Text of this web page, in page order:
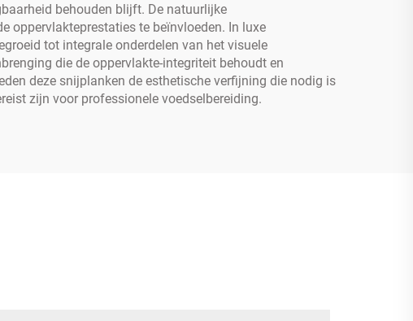
behouden blijft. De natuurlijke
oppervlakteprestaties te beïnvloeden. In luxe
tot integrale onderdelen van het visuele
die de oppervlakte-integriteit behoudt en
deze snijplanken de esthetische verfijning die nodig is
zijn voor professionele voedselbereiding.